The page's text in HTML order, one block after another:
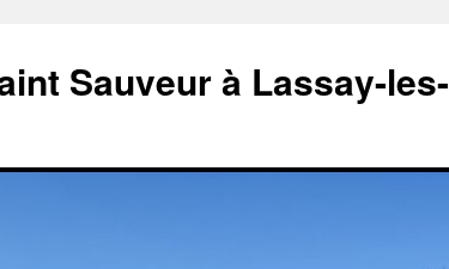
Sauveur à Lassay-les-